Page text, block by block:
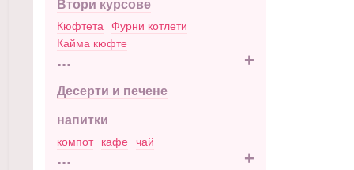
Втори курсове
Кюфтета
Фурни котлети
Кайма кюфте
... +
Десерти и печене
напитки
компот кафе чай
... +